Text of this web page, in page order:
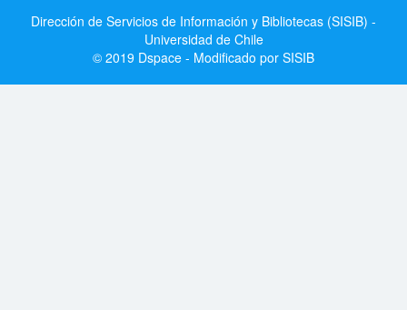
Dirección de Servicios de Información y Bibliotecas (SISIB) -
Universidad de Chile
© 2019 Dspace - Modificado por SISIB